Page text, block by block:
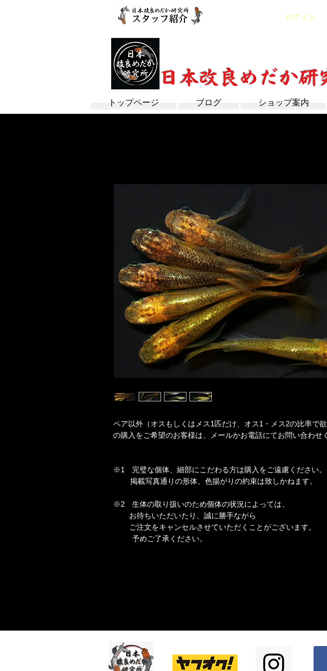
ログイン
日本改良めだか研
トップページ ブログ ショップ案内
ペア以外（オスもしくはメス1匹だけ、オス1・メス2の比率で欲
の購入をご希望のお客様は、メールかお電話にてお問い合わせ
※1 完璧な個体、細部にこだわる方は購入をご遠慮ください。
掲載写真通りの形体、色揚がりの約束は致しかねます。
※2 生体の取り扱いのため個体の状況によっては、
お待ちいただいたり、誠に勝手ながら
ご注文をキャンセルさせていただくことがございます。
予めご了承ください。